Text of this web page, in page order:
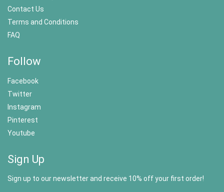
Contact Us
Terms and Conditions
FAQ
Follow
Facebook
Twitter
Instagram
Pinterest
Youtube
Sign Up
Sign up to our newsletter and receive 10% off your first order!